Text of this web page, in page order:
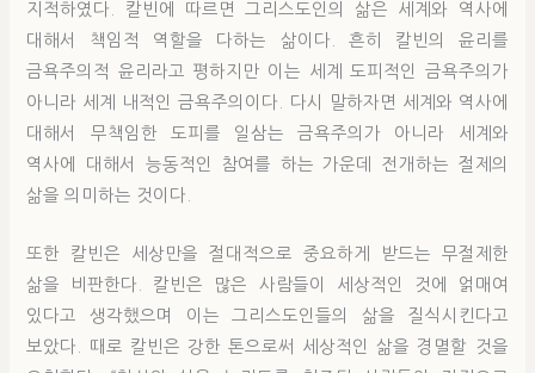
지적하였다. 칼빈에 따르면 그리스도인의 삶은 세계와 역사에
대해서 책임적 역할을 다하는 삶이다. 흔히 칼빈의 윤리를
금욕주의적 윤리라고 평하지만 이는 세계 도피적인 금욕주의가
아니라 세계 내적인 금욕주의이다. 다시 말하자면 세계와 역사에
대해서 무책임한 도피를 일삼는 금욕주의가 아니라 세계와
역사에 대해서 능동적인 참여를 하는 가운데 전개하는 절제의
삶을 의미하는 것이다.
또한 칼빈은 세상만을 절대적으로 중요하게 받드는 무절제한
삶을 비판한다. 칼빈은 많은 사람들이 세상적인 것에 얽매여
있다고 생각했으며 이는 그리스도인들의 삶을 질식시킨다고
보았다. 때로 칼빈은 강한 톤으로써 세상적인 삶을 경멸할 것을